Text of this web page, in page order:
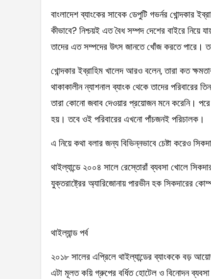
বাংলাদেশ ব্যাংকের সাবেক ডেপুটি গভর্নর খোন্দকার
কীভাবে? নিশ্চয়ই এত বৈধ সম্পদ দেশের বাইরে নিয়ে
তাদের এত সম্পদের উৎস জানতে খোঁজ করতে পারে।
খোন্দকার ইব্রাহিম খালেদ আরও বলেন, তারা কত
থাকাকালীন ন্যাশনাল ব্যাংক থেকে তাদের পরিবারের
তারা কোনো জবাব দেওয়ার প্রয়োজন মনে করেনি।
হয়। তবে ওই পরিবারের এখনো পাঁচজনই পরিচালক।
এ নিয়ে কথা বলার জন্য বিভিন্নভাবে চেষ্টা করেও
থাইল্যান্ডে ২০০৪ সালে রেস্তোরাঁ ব্যবসা খোলে
যুক্তরাষ্ট্রের অ্যারিজোনায় পারভীন হক সিকদারের
থাইল্যান্ড পর্ব
২০১৮ সালের এপ্রিলে থাইল্যান্ডের ব্যাংককে বড়
এটা মূলত কয়ি গ্রুপের বর্ধিত হোটেল ও বিনোদন